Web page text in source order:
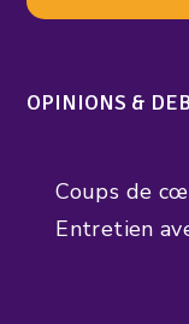
OPINIONS &
Coups de
Entretien